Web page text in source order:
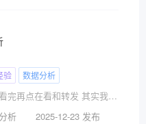
验 数据分析
点蓝字先关注，看完再点在看和转发 其实我们随便
析
2025-12-23 发布